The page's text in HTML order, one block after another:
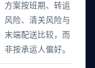
方案按班期、转运
风险、清关风险与
末端配送比较，而
非按承运人偏好。